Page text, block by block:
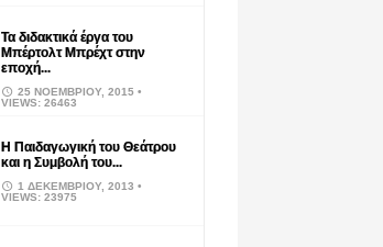
Τα διδακτικά έργα του
Μπέρτολτ Μπρέχτ στην
εποχή...
25 ΝΟΕΜΒΡΊΟΥ, 2015 •
VIEWS: 26463
Η Παιδαγωγική του Θεάτρου
και η Συμβολή του...
1 ΔΕΚΕΜΒΡΊΟΥ, 2013 •
VIEWS: 23975